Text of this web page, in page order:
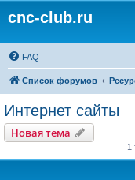
cnc-club.ru
FAQ
Список форумов
Интернет сайты
Новая тема
1